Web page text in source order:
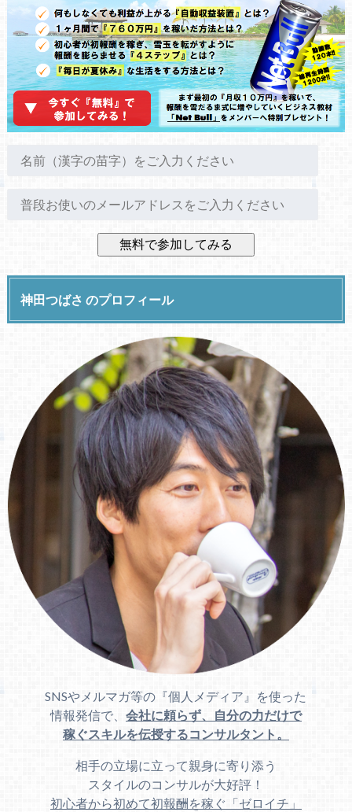
神田つばさ のプロフィール
SNSやメルマガ等の『個人メディア』を使った
情報発信で、 会社に頼らず、自分の力だけで
稼ぐスキルを伝授するコンサルタント。
相手の立場に立って親身に寄り添う
スタイルのコンサルが大好評！
初心者から初めて初報酬を稼ぐ「ゼロイチ」